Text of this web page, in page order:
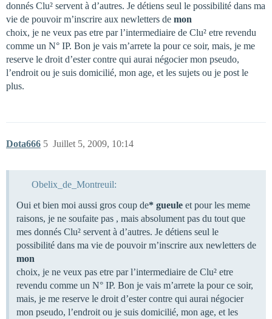
donnés Clu² servent à d’autres. Je détiens seul le possibilité dans ma
vie de pouvoir m’inscrire aux newletters de mon
choix, je ne veux pas etre par l’intermediaire de Clu² etre revendu
comme un N° IP. Bon je vais m’arrete la pour ce soir, mais, je me
reserve le droit d’ester contre qui aurai négocier mon pseudo,
l’endroit ou je suis domicilié, mon age, et les sujets ou je post le
plus.
Dota666 Juillet 5, 2009, 10:14
5
Obelix_de_Montreuil:
Oui et bien moi aussi gros coup de* gueule et pour les meme
raisons, je ne soufaite pas , mais absolument pas du tout que
mes donnés Clu² servent à d’autres. Je détiens seul le
possibilité dans ma vie de pouvoir m’inscrire aux newletters de
mon
choix, je ne veux pas etre par l’intermediaire de Clu² etre
revendu comme un N° IP. Bon je vais m’arrete la pour ce soir,
mais, je me reserve le droit d’ester contre qui aurai négocier
mon pseudo, l’endroit ou je suis domicilié, mon age, et les